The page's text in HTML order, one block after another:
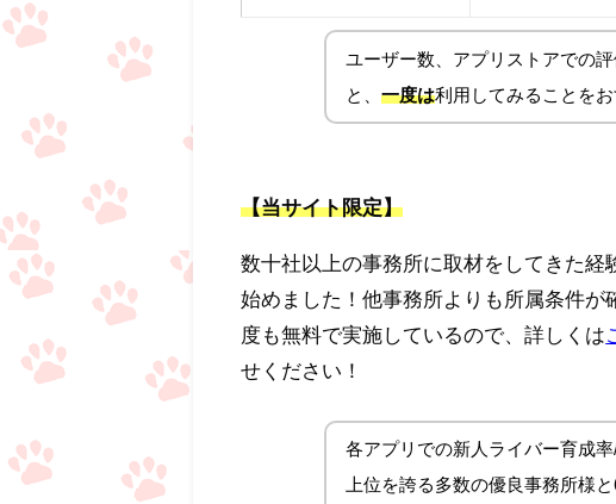
ユーザー数、アプリストアでの
と、 一度は利用してみることをお
【当サイト限定】
数十社以上の事務所に取材をしてきた
始めました！他事務所よりも所属条件が
度も無料で実施しているので、詳しくは
せください！
各アプリでの新人ライバー育成
上位を誇る多数の優良事務所様